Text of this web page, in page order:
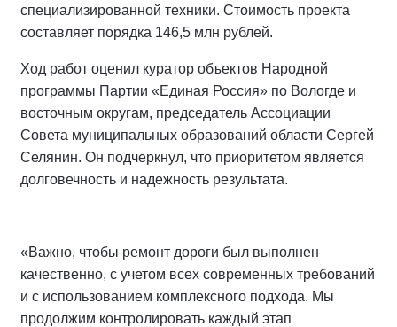
специализированной техники. Стоимость проекта
составляет порядка 146,5 млн рублей.
Ход работ оценил куратор объектов Народной
программы Партии «Единая Россия» по Вологде и
восточным округам, председатель Ассоциации
Совета муниципальных образований области Сергей
Селянин. Он подчеркнул, что приоритетом является
долговечность и надежность результата.
«Важно, чтобы ремонт дороги был выполнен
качественно, с учетом всех современных требований
и с использованием комплексного подхода. Мы
продолжим контролировать каждый этап